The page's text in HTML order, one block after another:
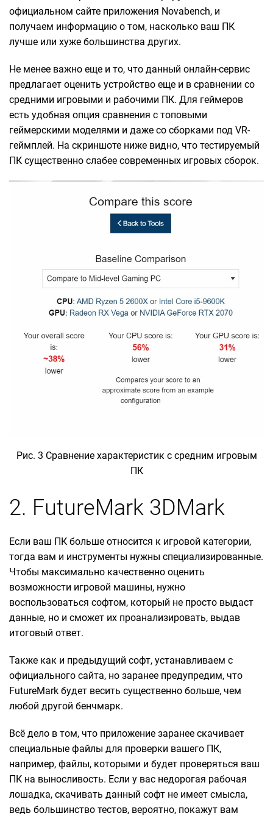
официальном сайте приложения Novabench, и
получаем информацию о том, насколько ваш ПК
лучше или хуже большинства других.
Не менее важно еще и то, что данный онлайн-сервис
предлагает оценить устройство еще и в сравнении со
средними игровыми и рабочими ПК. Для геймеров
есть удобная опция сравнения с топовыми
геймерскими моделями и даже со сборками под VR-
геймплей. На скриншоте ниже видно, что тестируемый
ПК существенно слабее современных игровых сборок.
Рис. 3 Сравнение характеристик с средним игровым
ПК
2. FutureMark 3DMark
Если ваш ПК больше относится к игровой категории,
тогда вам и инструменты нужны специализированные.
Чтобы максимально качественно оценить
возможности игровой машины, нужно
воспользоваться софтом, который не просто выдаст
данные, но и сможет их проанализировать, выдав
итоговый ответ.
Также как и предыдущий софт, устанавливаем с
официального сайта, но заранее предупредим, что
FutureMark будет весить существенно больше, чем
любой другой бенчмарк.
Всё дело в том, что приложение заранее скачивает
специальные файлы для проверки вашего ПК,
например, файлы, которыми и будет проверяться ваш
ПК на выносливость. Если у вас недорогая рабочая
лошадка, скачивать данный софт не имеет смысла,
ведь большинство тестов, вероятно, покажут вам